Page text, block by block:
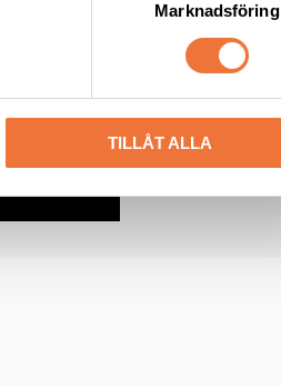
Marknadsföring
TILLÅT ALLA
integritetspolicyn